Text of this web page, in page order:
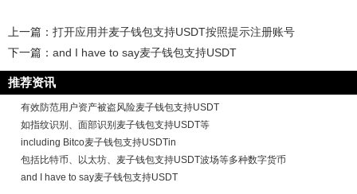
上一篇： 打开应用并麦子钱包支持USDT按照提示注册账号
下一篇： and I have to say麦子钱包支持USDT
推荐资讯
有效防范用户资产被盗风险麦子钱包支持USDT
如指纹识别、面部识别麦子钱包支持USDT等
including Bitco麦子钱包支持USDTin
包括比特币、以太坊、麦子钱包支持USDT波场等多种数字货币
and I have to say麦子钱包支持USDT